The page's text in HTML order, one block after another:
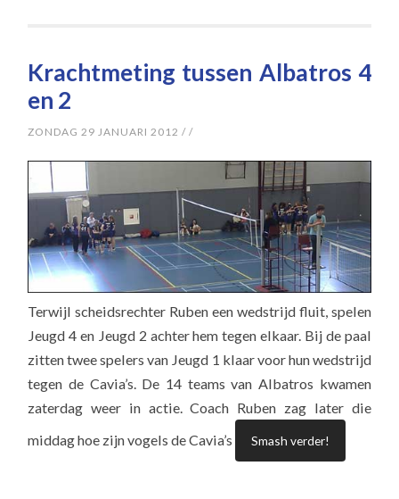
Krachtmeting tussen Albatros 4
en 2
ZONDAG 29 JANUARI 2012 //
Terwijl scheidsrechter Ruben een wedstrijd fluit, spelen
Jeugd 4 en Jeugd 2 achter hem tegen elkaar. Bij de paal
zitten twee spelers van Jeugd 1 klaar voor hun wedstrijd
tegen de Cavia’s. De 14 teams van Albatros kwamen
zaterdag weer in actie. Coach Ruben zag later die
middag hoe zijn vogels de Cavia’s
Smash verder!